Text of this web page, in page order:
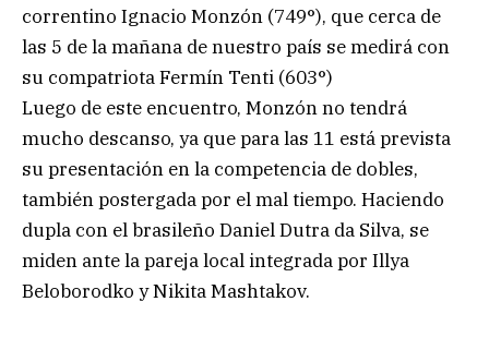
correntino Ignacio Monzón (749°), que cerca de
las 5 de la mañana de nuestro país se medirá con
su compatriota Fermín Tenti (603°)
Luego de este encuentro, Monzón no tendrá
mucho descanso, ya que para las 11 está prevista
su presentación en la competencia de dobles,
también postergada por el mal tiempo. Haciendo
dupla con el brasileño Daniel Dutra da Silva, se
miden ante la pareja local integrada por Illya
Beloborodko y Nikita Mashtakov.